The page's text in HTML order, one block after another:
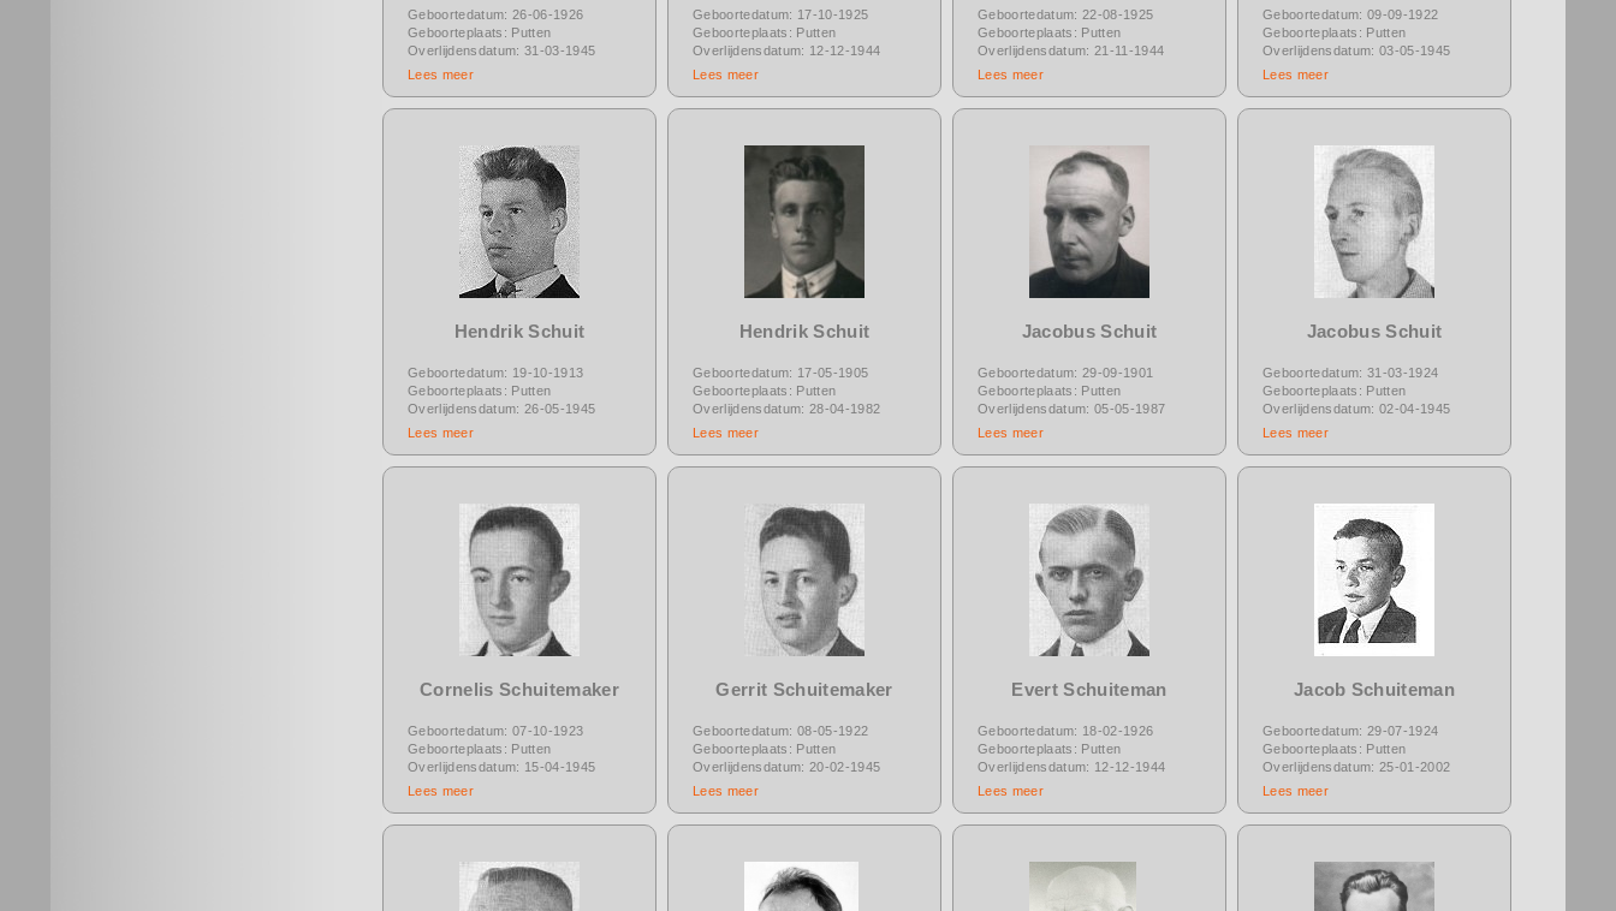
Geboortedatum: 26-06-1926
Geboorteplaats: Putten
Overlijdensdatum: 31-03-1945
Lees meer
Geboortedatum: 17-10-1925
Geboorteplaats: Putten
Overlijdensdatum: 12-12-1944
Lees meer
Geboortedatum: 22-08-1925
Geboorteplaats: Putten
Overlijdensdatum: 21-11-1944
Lees meer
Geboortedatum: 09-09-1922
Geboorteplaats: Putten
Overlijdensdatum: 03-05-1945
Lees meer
Hendrik Schuit
Geboortedatum: 19-10-1913
Geboorteplaats: Putten
Overlijdensdatum: 26-05-1945
Lees meer
Hendrik Schuit
Geboortedatum: 17-05-1905
Geboorteplaats: Putten
Overlijdensdatum: 28-04-1982
Lees meer
Jacobus Schuit
Geboortedatum: 29-09-1901
Geboorteplaats: Putten
Overlijdensdatum: 05-05-1987
Lees meer
Jacobus Schuit
Geboortedatum: 31-03-1924
Geboorteplaats: Putten
Overlijdensdatum: 02-04-1945
Lees meer
Cornelis Schuitemaker
Geboortedatum: 07-10-1923
Geboorteplaats: Putten
Overlijdensdatum: 15-04-1945
Lees meer
Gerrit Schuitemaker
Geboortedatum: 08-05-1922
Geboorteplaats: Putten
Overlijdensdatum: 20-02-1945
Lees meer
Evert Schuiteman
Geboortedatum: 18-02-1926
Geboorteplaats: Putten
Overlijdensdatum: 12-12-1944
Lees meer
Jacob Schuiteman
Geboortedatum: 29-07-1924
Geboorteplaats: Putten
Overlijdensdatum: 25-01-2002
Lees meer